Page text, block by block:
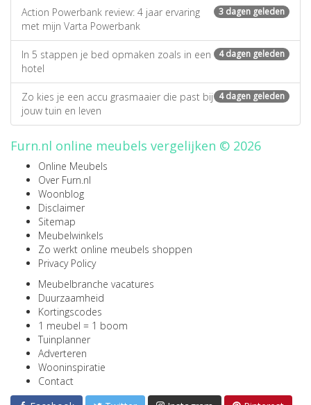
3 dagen geleden
Action Powerbank review: 4 jaar ervaring
met mijn Varta Powerbank
4 dagen geleden
In 5 stappen je bed opmaken zoals in een
hotel
4 dagen geleden
Zo kies je een accu grasmaaier die past bij
jouw tuin en leven
Furn.nl online meubels vergelijken © 2026
Online Meubels
Over Furn.nl
Woonblog
Disclaimer
Sitemap
Meubelwinkels
Zo werkt online meubels shoppen
Privacy Policy
Meubelbranche vacatures
Duurzaamheid
Kortingscodes
1 meubel = 1 boom
Tuinplanner
Adverteren
Wooninspiratie
Contact